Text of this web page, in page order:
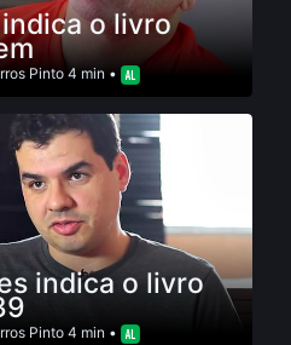
o livro
Pinto4 min •
indica o livro
Pinto4 min •